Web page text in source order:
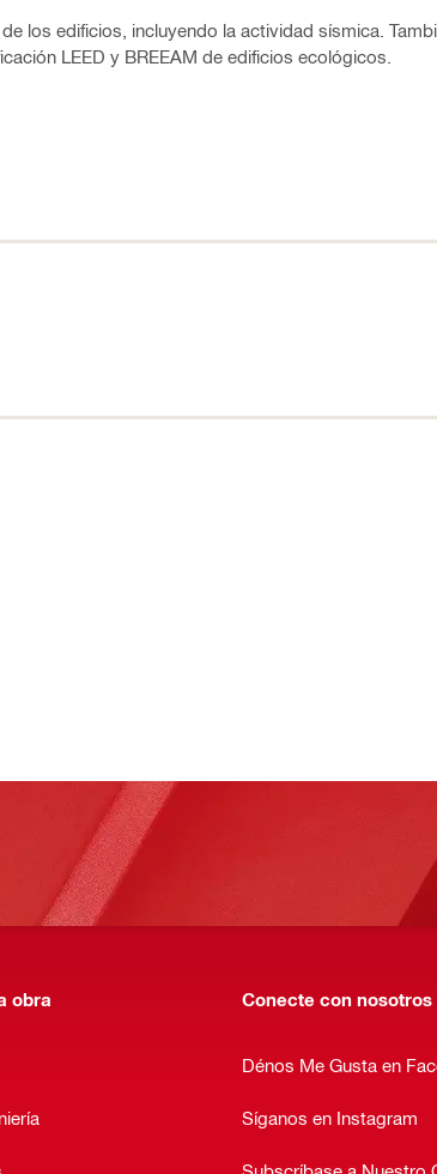
los edificios, incluyendo la actividad sísmica.
LEED y BREEAM de edificios ecológicos.
obra Conecte con nosotros
Dénos Me Gusta en
Síganos en Instagram